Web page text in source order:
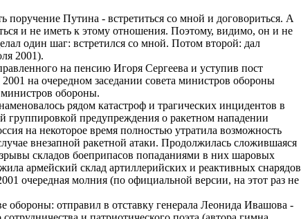
Путина - встретиться со мной и договориться. А
и не иметь к этому отношения. Поэтому, видимо, он и не
один шаг: встретился со мной. Потом второй: дал
2001).
на пенсию Игоря Сергеева и уступив пост
на очередном заседании совета министров обороны
министров обороны.
рядом катастроф и трагических инцидентов в
группировкой предупреждения о ракетном нападении
на некоторое время полностью утратила возможность
внезапной ракетной атаки. Продолжилась сложившаяся
складов боеприпасов попаданиями в них шаровых
армейский склад артиллерийских и реактивных снарядов
очередная молния (по официальной версии, на этот раз не
обороны: отправил в отставку генерала Леонида Ивашова -